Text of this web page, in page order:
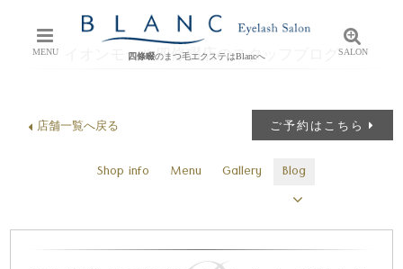
MENU 四條畷のまつ毛エクステはBlancへ SALON
イオンモール四條畷店のスタッフブログ
ご予約はこちら
店舗一覧へ戻る
Shop info Menu Gallery Blog